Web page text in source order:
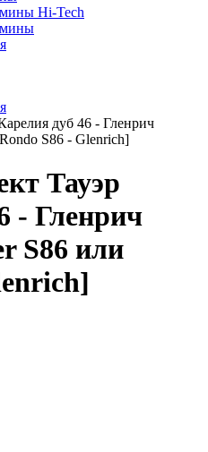
Hi-Tech
дуб 46 - Гленрич
S86 - Glenrich]
Тауэр
- Гленрич
S86 или